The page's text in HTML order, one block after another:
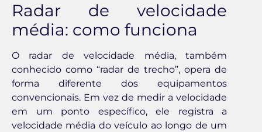
Radar de velocidade
média: como funciona
O radar de velocidade média, também
conhecido como “radar de trecho”, opera de
forma diferente dos equipamentos
convencionais. Em vez de medir a velocidade
em um ponto específico, ele registra a
velocidade média do veículo ao longo de um